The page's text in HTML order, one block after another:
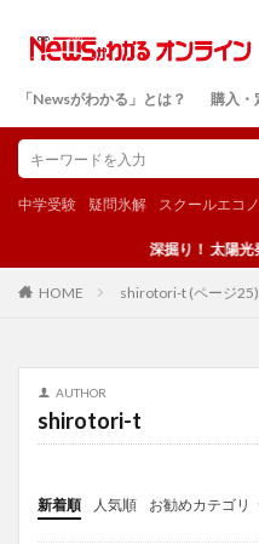
「Newsがわかる」とは？ 購入・
中学受験 疑問氷解 スクールエコ
深掘り！ 太陽光発
HOME shirotori-t (ページ25)
AUTHOR
shirotori-t
新着順 人気順
お勧めカテゴリ